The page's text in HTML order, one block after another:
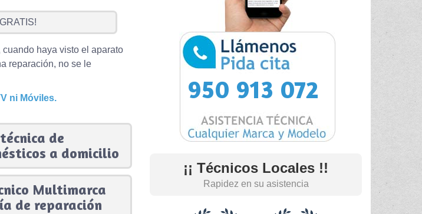
haya visto el aparato
reparación, no se le
ni Móviles.
de
a domicilio
Multimarca
de reparación
950 913 072
¡¡ Técnicos Locales !!
Rapidez en su asistencia